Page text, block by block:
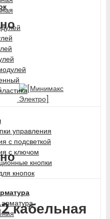
управления
с подсветкой
с ключом
кнопки
кнопок
кабельная